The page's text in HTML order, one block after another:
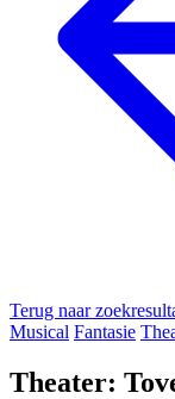
Terug naar
Musical Fantasie
Theater: